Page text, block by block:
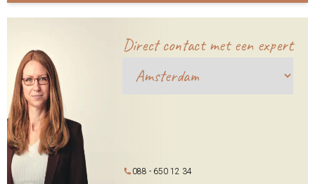
Direct contact met een expert
088 - 650 12 34